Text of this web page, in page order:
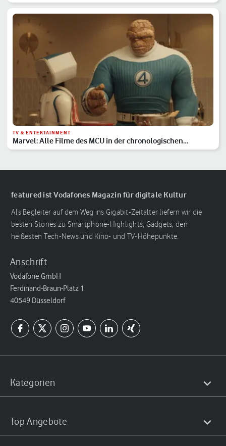
TV & ENTERTAINMENT
Marvel: Alle Filme des MCU in der chronologischen
Reihenfolge
featured ist Vodafones Magazin für digitale Kultur
Als Begleiter auf dem Weg ins Gigabit-Zeitalter liefern wir die
besten Stories zu Smartphone-Highlights, Gadgets, den
heißesten Tech-News und Kino- und TV-Höhepunkte.
Anschrift
Vodafone GmbH
Ferdinand-Braun-Platz 1
40549 Düsseldorf
Kategorien
Top Angebote